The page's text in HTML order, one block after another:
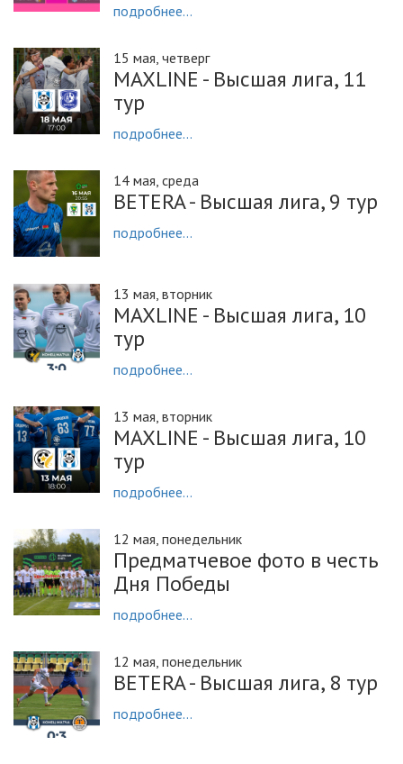
подробнее...
15 мая, четверг
MAXLINE - Высшая лига, 11
тур
подробнее...
14 мая, среда
BETERA - Высшая лига, 9 тур
подробнее...
13 мая, вторник
MAXLINE - Высшая лига, 10
тур
подробнее...
13 мая, вторник
MAXLINE - Высшая лига, 10
тур
подробнее...
12 мая, понедельник
Предматчевое фото в честь
Дня Победы
подробнее...
12 мая, понедельник
BETERA - Высшая лига, 8 тур
подробнее...